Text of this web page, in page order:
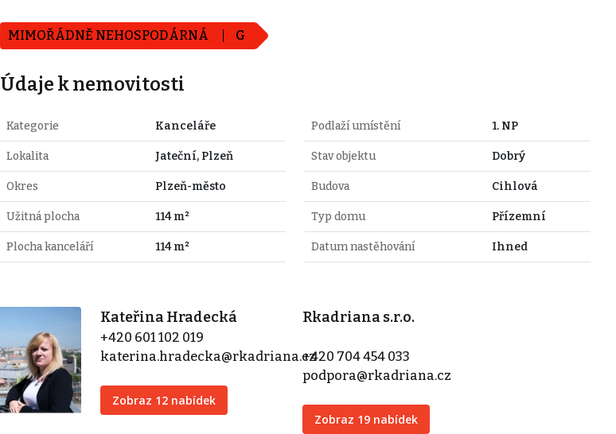
MIMOŘÁDNĚ NEHOSPODÁRNÁ G
Údaje k nemovitosti
Kategorie Kanceláře
Lokalita Jateční, Plzeň
Okres Plzeň-město
Užitná plocha 114 m²
Plocha kanceláří 114 m²
Podlaží umístění 1. NP
Stav objektu Dobrý
Budova Cihlová
Typ domu Přízemní
Datum nastěhování Ihned
Kateřina Hradecká
+420 601 102 019
katerina.hradecka@rkadriana.cz
Zobraz 12 nabídek
Rkadriana s.r.o.
+420 704 454 033
podpora@rkadriana.cz
Zobraz 19 nabídek